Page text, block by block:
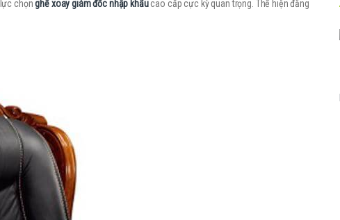
lực chọnghế xoay giám đốc nhập khẩucao cấp cực kỳ quan trọng. Thể hiện đẳng